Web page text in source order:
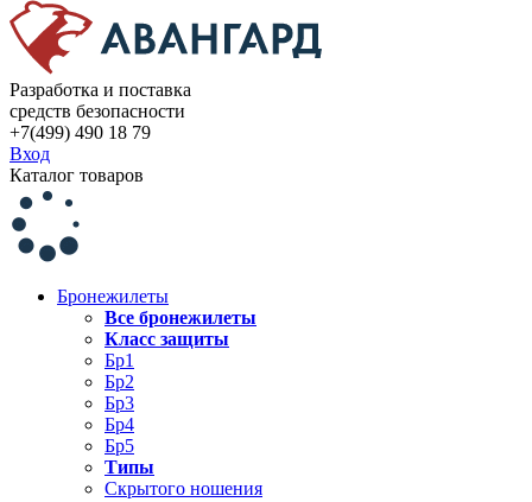
Разработка и поставка
средств безопасности
+7(499) 490 18 79
Вход
Каталог товаров
Бронежилеты
Все бронежилеты
Класс защиты
Бр1
Бр2
Бр3
Бр4
Бр5
Типы
Скрытого ношения